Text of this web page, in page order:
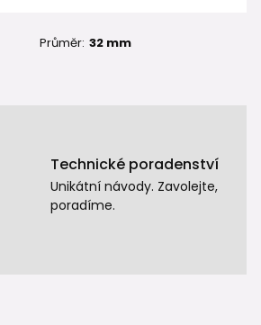
Průměr: 32 mm
Technické poradenství
Unikátní návody. Zavolejte,
poradíme.